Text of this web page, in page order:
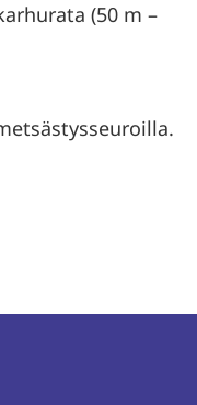
(50 m –